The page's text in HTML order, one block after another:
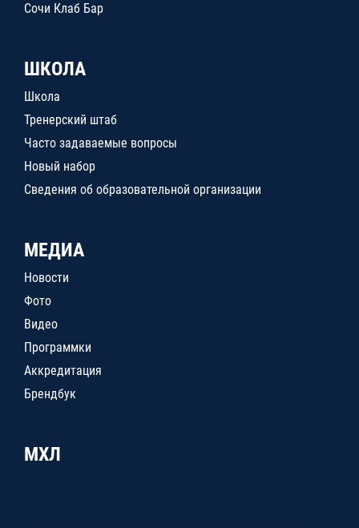
Сочи Клаб Бар
ШКОЛА
Школа
Тренерский штаб
Часто задаваемые вопросы
Новый набор
Сведения об образовательной организации
МЕДИА
Новости
Фото
Видео
Программки
Аккредитация
Брендбук
МХЛ